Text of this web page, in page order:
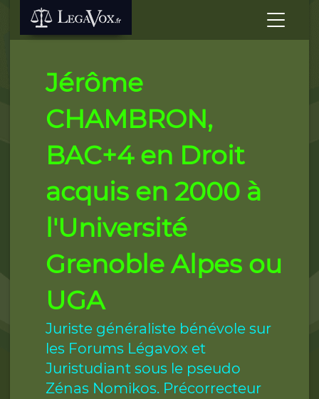
Jérôme
CHAMBRON,
BAC+4 en Droit
acquis en 2000 à
l'Université
Grenoble Alpes ou
UGA
Juriste généraliste bénévole sur
les Forums Légavox et
Juristudiant sous le pseudo
Zénas Nomikos. Précorrecteur